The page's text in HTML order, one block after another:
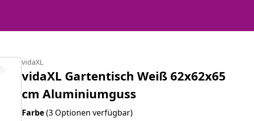
vidaXL
vidaXL Gartentisch Weiß 62x62x65
cm Aluminiumguss
Farbe(3 Optionen verfügbar)